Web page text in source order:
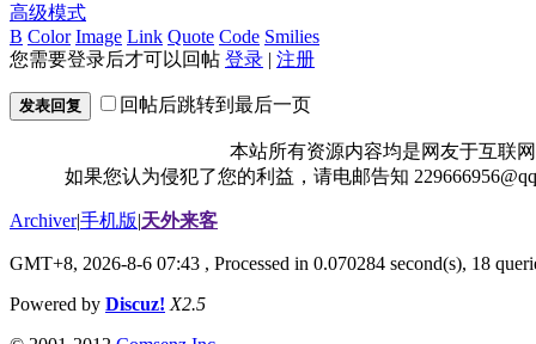
高级模式
B Color Image Link Quote Code Smilies
您需要登录后才可以回帖 登录 | 注册
发表回复 回帖后跳转到最后一页
本站所有资源内容均是网友于互联
如果您认为侵犯了您的利益，请电邮告知
Archiver|手机版|天外来客
GMT+8, 2026-8-6 07:43 , Processed in 0.070284 second(s), 18
Powered by Discuz! X2.5